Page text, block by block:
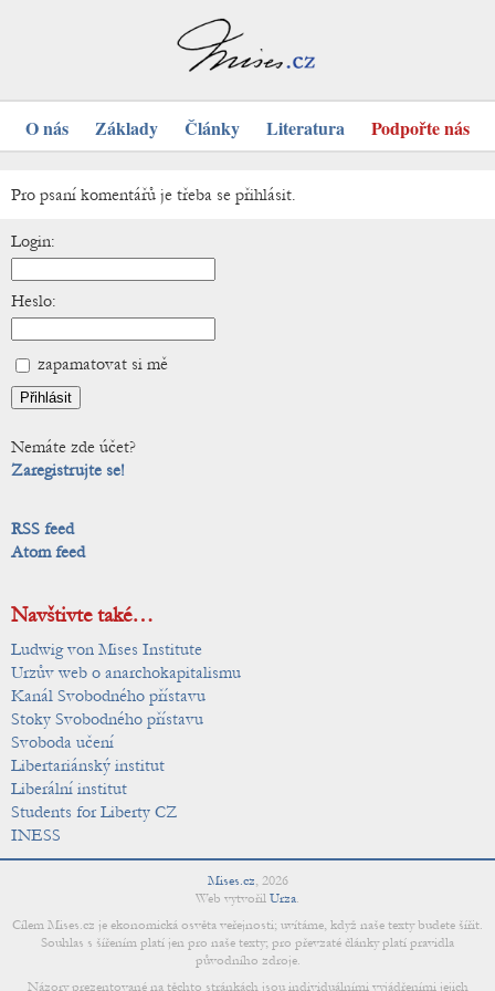
O nás Základy Články Literatura Podpořte nás
Pro psaní komentářů je třeba se přihlásit.
Login:
Heslo:
zapamatovat si mě
Nemáte zde účet?
Zaregistrujte se!
RSS feed
Atom feed
Navštivte také…
Ludwig von Mises Institute
Urzův web o anarchokapitalismu
Kanál Svobodného přístavu
Stoky Svobodného přístavu
Svoboda učení
Libertariánský institut
Liberální institut
Students for Liberty CZ
INESS
Mises.cz, 2026
Web vytvořil Urza.
Cílem Mises.cz je ekonomická osvěta veřejnosti; uvítáme, když naše texty budete šířit.
Souhlas s šířením platí jen pro naše texty; pro převzaté články platí pravidla
původního zdroje.
Názory prezentované na těchto stránkách jsou individuálními vyjádřeními jejich